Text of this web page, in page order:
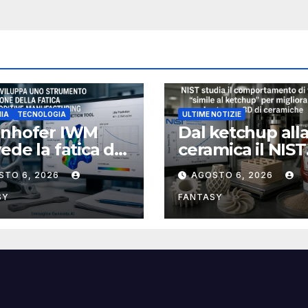
TECNOLOGIA
IWM
la fatica dei
stampati in
6, 2026
ULTIME NOTIZIE
Dal ketchup
ceramica il NIST
studia la
per rendere più
affidabile la
3D
AGOSTO 6, 2026
FANTASY